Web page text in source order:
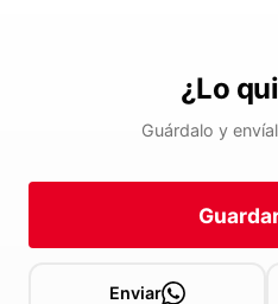
¿Lo
Guárdalo y
Enviar